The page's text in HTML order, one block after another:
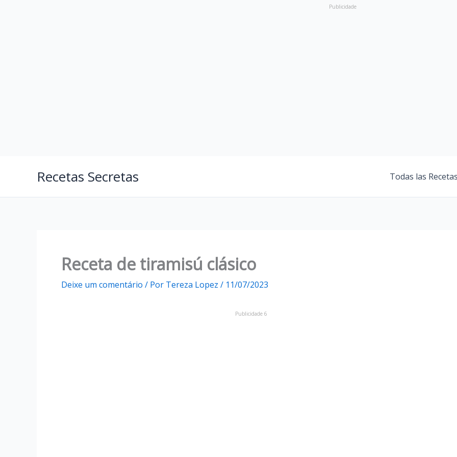
Publicidade
Recetas Secretas Todas las Recetas
Receta de tiramisú clásico
Deixe um comentário / Por Tereza Lopez / 11/07/2023
Publicidade 6